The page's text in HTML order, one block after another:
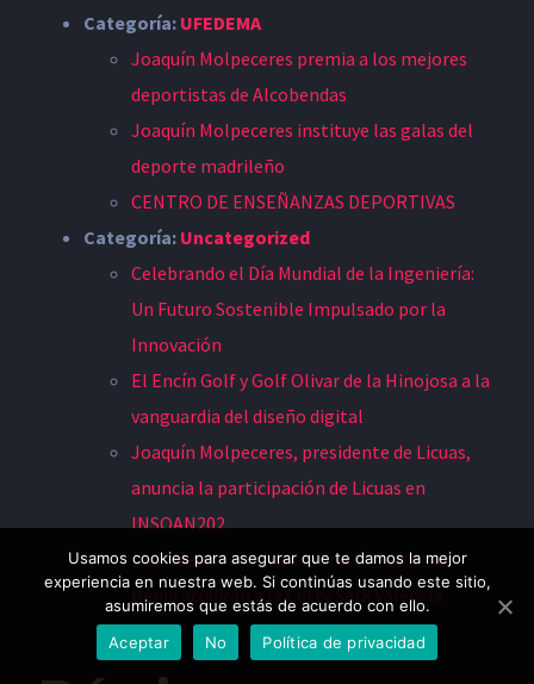
Categoría: UFEDEMA
Joaquín Molpeceres premia a los mejores
deportistas de Alcobendas
Joaquín Molpeceres instituye las galas del
deporte madrileño
CENTRO DE ENSEÑANZAS DEPORTIVAS
Categoría: Uncategorized
Celebrando el Día Mundial de la Ingeniería:
Un Futuro Sostenible Impulsado por la
Innovación
El Encín Golf y Golf Olivar de la Hinojosa a la
vanguardia del diseño digital
Joaquín Molpeceres, presidente de Licuas,
anuncia la participación de Licuas en
INSOAN202
Los kitesurfistas de Marina El Portet de
Dénia acudirán a la Cutty Sark Valencia
© Copyright 2012 -2026 | Joaquín Molpeceres
deporte - toda una vida apostando por el deporte| All
Rights Reserved
Facebook
TwitterLinkedInYouTube
Usamos cookies para asegurar que te damos la mejor
experiencia en nuestra web. Si continúas usando este sitio,
asumiremos que estás de acuerdo con ello.
Aceptar
No Política de privacidad